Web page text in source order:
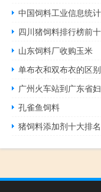
中国饲料工业信息统
四川猪饲料排行榜前
山东饲料厂收购玉米
单布衣和双布衣的区别
广州火车站到广东省
孔雀鱼饲料
猪饲料添加剂十大排名